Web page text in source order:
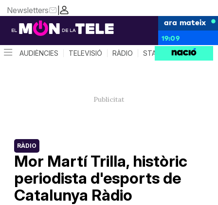
|
Newsletters
ara mateix
19:09
AUDIÈNCIES TELEVISIÓ RÀDIO STAR SYSTEM
Mor Martí Trilla, històric
periodista d'esports de
Catalunya Ràdio
RÀDIO